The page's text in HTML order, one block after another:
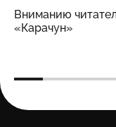
Вниманию
«Карачун»